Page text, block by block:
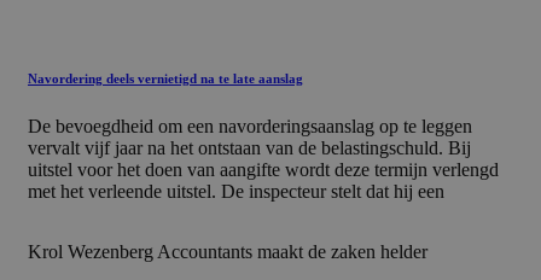
Navordering deels vernietigd na te late aanslag
De bevoegdheid om een navorderingsaanslag op te leggen
vervalt vijf jaar na het ontstaan van de belastingschuld. Bij
uitstel voor het doen van aangifte wordt deze termijn verlengd
met het verleende uitstel. De inspecteur stelt dat hij een
Krol Wezenberg Accountants maakt de zaken helder